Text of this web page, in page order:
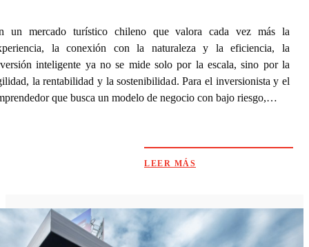
un mercado turístico chileno que valora cada vez más la
la conexión con la naturaleza y la eficiencia, la
inteligente ya no se mide solo por la escala, sino por la
la rentabilidad y la sostenibilidad. Para el inversionista y el
que busca un modelo de negocio con bajo riesgo,…
LEER MÁS